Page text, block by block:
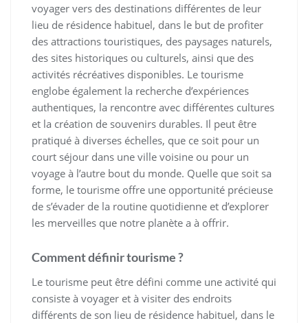
voyager vers des destinations différentes de leur
lieu de résidence habituel, dans le but de profiter
des attractions touristiques, des paysages naturels,
des sites historiques ou culturels, ainsi que des
activités récréatives disponibles. Le tourisme
englobe également la recherche d’expériences
authentiques, la rencontre avec différentes cultures
et la création de souvenirs durables. Il peut être
pratiqué à diverses échelles, que ce soit pour un
court séjour dans une ville voisine ou pour un
voyage à l’autre bout du monde. Quelle que soit sa
forme, le tourisme offre une opportunité précieuse
de s’évader de la routine quotidienne et d’explorer
les merveilles que notre planète a à offrir.
Comment définir tourisme ?
Le tourisme peut être défini comme une activité qui
consiste à voyager et à visiter des endroits
différents de son lieu de résidence habituel, dans le